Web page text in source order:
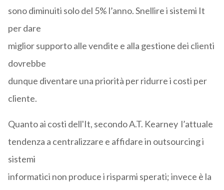
sono diminuiti solo del 5% l’anno. Snellire i sistemi It
per dare
miglior supporto alle vendite e alla gestione dei clienti
dovrebbe
dunque diventare una priorità per ridurre i costi per
cliente.
Quanto ai costi dell'It, secondo A.T. Kearney l’attuale
tendenza a centralizzare e affidare in outsourcing i
sistemi
informatici non produce i risparmi sperati; invece è la